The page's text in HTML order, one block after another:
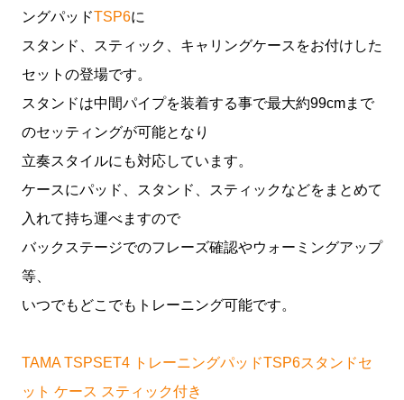
ングパッドTSP6に
スタンド、スティック、キャリングケースをお付けした
セットの登場です。
スタンドは中間パイプを装着する事で最大約99cmまで
のセッティングが可能となり
立奏スタイルにも対応しています。
ケースにパッド、スタンド、スティックなどをまとめて
入れて持ち運べますので
バックステージでのフレーズ確認やウォーミングアップ
等、
いつでもどこでもトレーニング可能です。
TAMA TSPSET4 トレーニングパッドTSP6スタンドセ
ット ケース スティック付き